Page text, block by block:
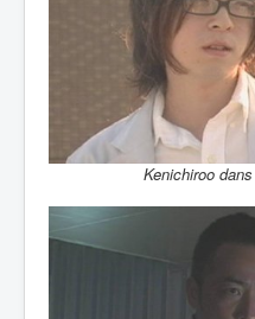
Kenichiroo